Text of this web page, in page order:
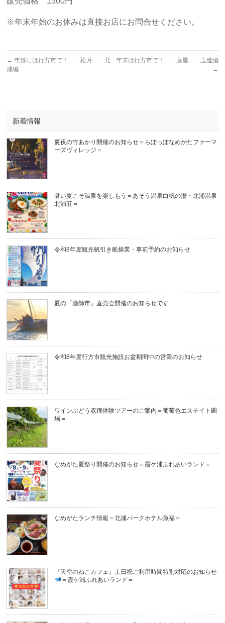
※年末年始のお休みは直接お店にお問合せください。
← 年越しは行方市で！ ＝松月＝ 北
浦編
年末は行方市で！ ＝藤屋＝ 玉造編
→
新着情報
夏夜の竹あかり開催のお知らせ＝らぽっぽなめがたファーマ
ーズヴィレッジ＝
暑い夏こそ温泉を楽しもう＝あそう温泉白帆の湯・北浦温泉
北浦荘＝
令和8年度観光帆引き船操業・事前予約のお知らせ
夏の「漁師市」直売会開催のお知らせです
令和8年度行方市観光施設お盆期間中の営業のお知らせ
ワインぶどう収穫体験ツアーのご案内＝葡萄色エステイト圃
場＝
なめがた夏祭り開催のお知らせ＝霞ケ浦ふれあいランド＝
なめがたランチ情報＝北浦パークホテル魚福＝
『天空のねこカフェ』土日祝ご利用時間特別対応のお知らせ
＝霞ケ浦ふれあいランド＝